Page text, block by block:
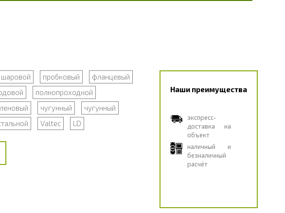
шаровой пробковый
фланцевый
полнопроходной
чугунный
чугунный
Valtec LD
Наши преимущества
экспресс-
доставка на
объект
наличный и
безналичный
расчёт